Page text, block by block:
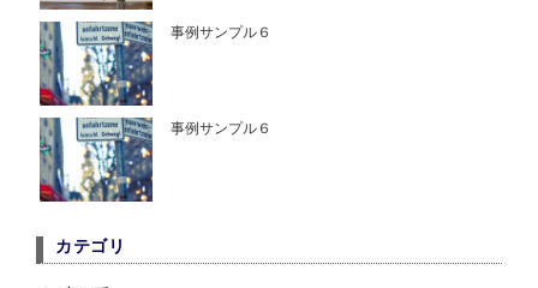
事例サンプル６
事例サンプル６
カテゴリ